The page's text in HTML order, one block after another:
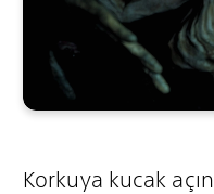
Korkuya kucak açın